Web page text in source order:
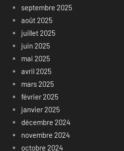
septembre 2025
août 2025
juillet 2025
juin 2025
mai 2025
avril 2025
mars 2025
février 2025
janvier 2025
décembre 2024
novembre 2024
octobre 2024